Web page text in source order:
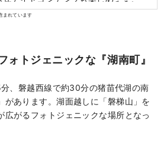
西南北に移動することで自然の雄大
遺産のストーリーとしても認定され
苗代湖から水を引き発展した郡山市
することができます。ぜひ東北旅の
地点として来訪お待ちしておりま
まれています
ォトジェニックな『湖南町』
、磐越西線で約30分の猪苗代湖の南
があります。湖面越しに「磐梯山」を
広がるフォトジェニックな場所となっ